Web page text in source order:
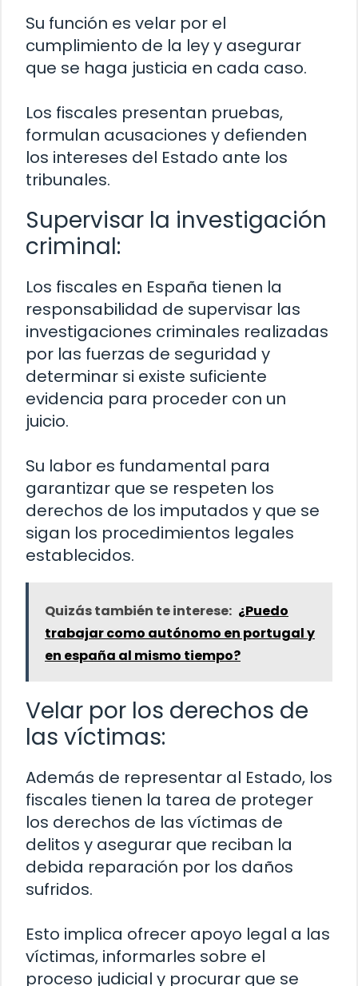
Su función es velar por el
cumplimiento de la ley y asegurar
que se haga justicia en cada caso.
Los fiscales presentan pruebas,
formulan acusaciones y defienden
los intereses del Estado ante los
tribunales.
Supervisar la investigación
criminal:
Los fiscales en España tienen la
responsabilidad de supervisar las
investigaciones criminales realizadas
por las fuerzas de seguridad y
determinar si existe suficiente
evidencia para proceder con un
juicio.
Su labor es fundamental para
garantizar que se respeten los
derechos de los imputados y que se
sigan los procedimientos legales
establecidos.
Quizás también te interese: ¿Puedo
trabajar como autónomo en portugal y
en españa al mismo tiempo?
Velar por los derechos de
las víctimas:
Además de representar al Estado, los
fiscales tienen la tarea de proteger
los derechos de las víctimas de
delitos y asegurar que reciban la
debida reparación por los daños
sufridos.
Esto implica ofrecer apoyo legal a las
víctimas, informarles sobre el
proceso judicial y procurar que se